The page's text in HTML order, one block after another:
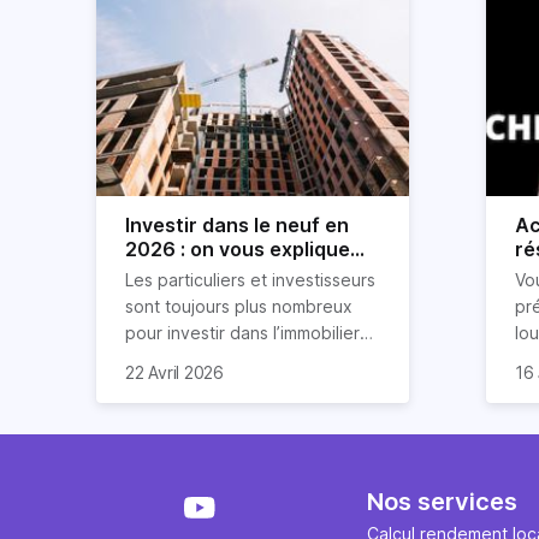
Investir dans le neuf en
2026 : on vous explique
tout !
Les particuliers et investisseurs
sont toujours plus nombreux
pour investir dans l’immobilier
nombreux avantages à choisir
expliquons tout dans cet
22 Avril 2026 16
Nos services
Calcul rendement